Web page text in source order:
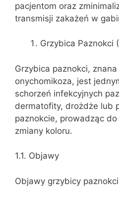
pacjentom oraz
transmisji zakażeń w
Grzybica Paznokci
Grzybica paznokci,
onychomikoza, jest
schorzeń infekcyjnych
dermatofity, drożdże lub
paznokcie, prowadząc
zmiany koloru.
1.1. Objawy
Objawy grzybicy